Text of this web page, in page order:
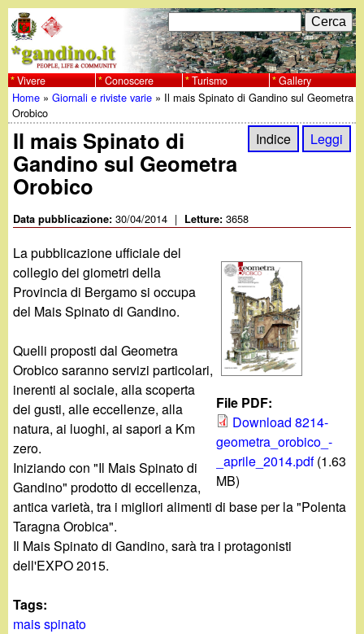
al
contenuto
principale
w
w
w
.
g
a
n
d
i
n
o
.
i
t
F
o
r
m
d
r
i
c
e
r
c
a
C
e
r
c
a
Vivere Conoscere Turismo Gallery
Tu
sei
qui
Home »Giornali e riviste varie » Il mais Spinato di Gandino sul Geometra
Orobico
Indice Leggi
Il mais Spinato di
Gandino sul Geometra
Orobico
Data pubblicazione:30/04/2014 | Letture:3658
File PDF:
Download 8214-
geometra_orobico_-
_aprile_2014.pdf (1.63
MB)
La pubblicazione ufficiale del
collegio dei giometri della
Provincia di Bergamo si occupa
del Mais Spinato di Gandino.
Quelli proposti dal Geometra
Orobico saranno servizi particolari,
inerenti al sociale, alla scoperta
dei gusti, alle eccellenze, alla
natura, ai luoghi, ai sapori a Km
zero.
Iniziando con "Il Mais Spinato di
Gandino" prodotto di eccellenza,
antica varietà, tra i migliori alimenti di base per la "Polenta
Taragna Orobica".
Il Mais Spinato di Gandino, sarà tra i protagonisti
dell'EXPO 2015.
Tags:
mais spinato